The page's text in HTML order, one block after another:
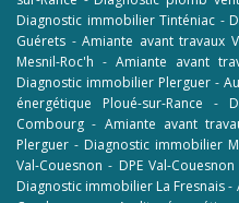
Diagnostic immobilier Tinténiac -
Guérets - Amiante avant travaux
Mesnil-Roc'h - Amiante avant
Diagnostic immobilier Plerguer -
énergétique Ploué-sur-Rance -
Combourg - Amiante avant
Plerguer - Diagnostic immobilier
Val-Couesnon - DPE Val-Couesnon
Diagnostic immobilier La Fresnais-